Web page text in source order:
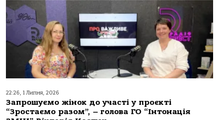
22:26, 1 Липня, 2026
Запрошуємо жінок до участі у проєкті
“Зростаємо разом”, – голова ГО “Інтонація